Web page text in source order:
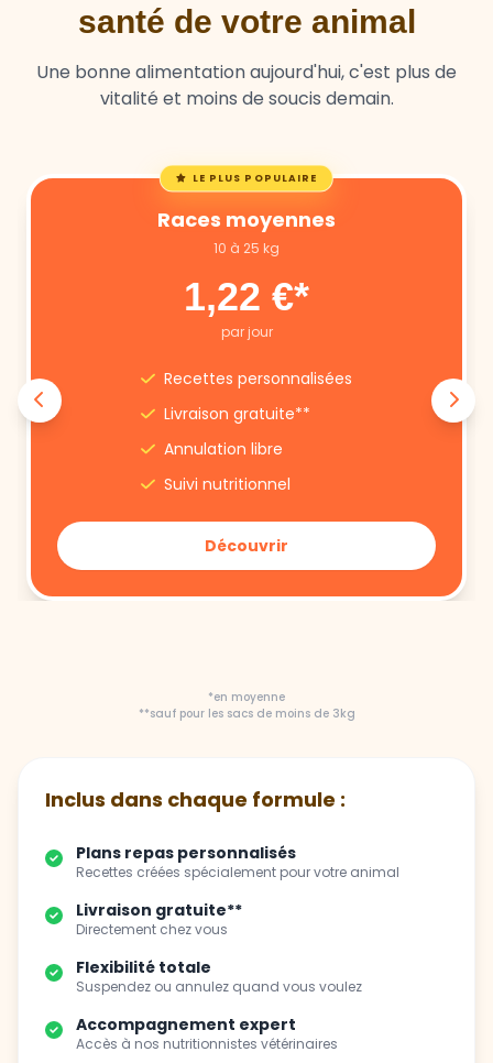
santé de votre animal
Une bonne alimentation aujourd'hui, c'est plus de
vitalité et moins de soucis demain.
LE PLUS POPULAIRE
Races moyennes
10 à 25 kg
1,22 €*
par jour
Recettes personnalisées
Livraison gratuite**
Annulation libre
Suivi nutritionnel
Découvrir
*en moyenne
**sauf pour les sacs de moins de 3kg
Inclus dans chaque formule :
Plans repas personnalisés
Recettes créées spécialement pour votre animal
Livraison gratuite**
Directement chez vous
Flexibilité totale
Suspendez ou annulez quand vous voulez
Accompagnement expert
Accès à nos nutritionnistes vétérinaires